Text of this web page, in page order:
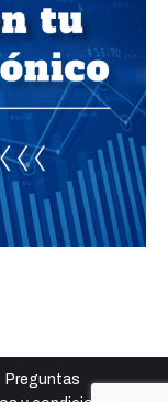
Preguntas